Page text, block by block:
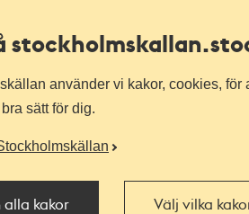
stockholmskallan
använder vi kakor, cookies,
sätt för dig.
alla kakor Välj vilka